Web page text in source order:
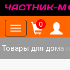
Toggle
navigation
0
Товары для дома